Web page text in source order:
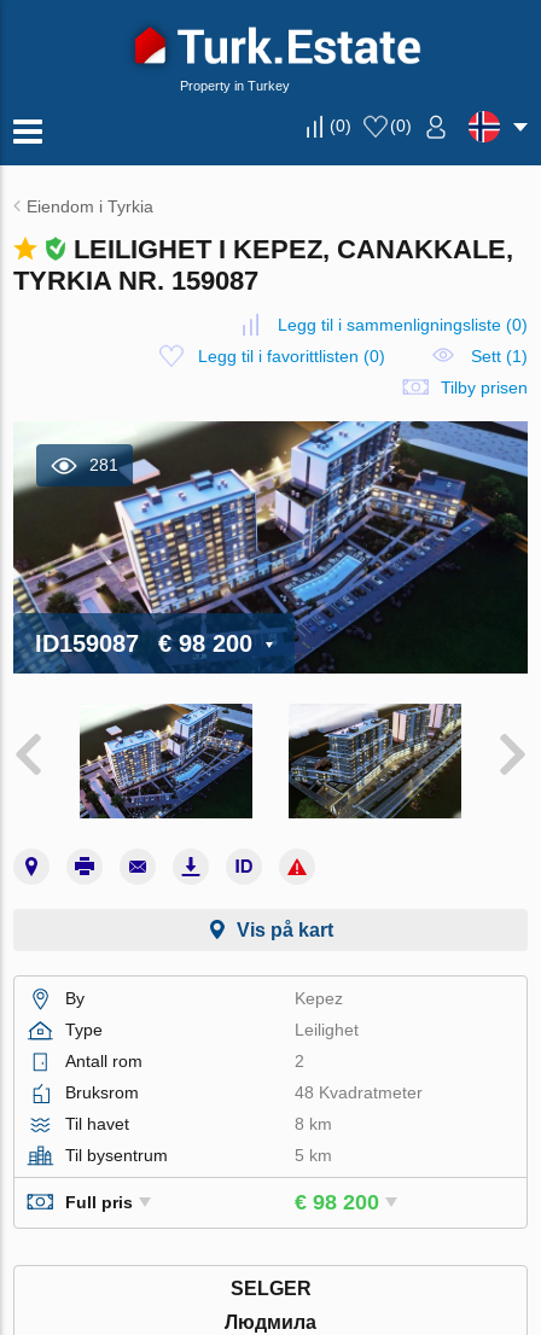
Property in Turkey
(0) (0)
Eiendom i Tyrkia
LEILIGHET I KEPEZ, CANAKKALE,
TYRKIA NR. 159087
Legg til i sammenligningsliste(0)
Legg til i favorittlisten (0)
Sett (1)
Tilby prisen
281
ID159087 € 98 200
Vis på kart
By
Kepez
Type
Leilighet
Antall rom
2
Bruksrom
48 Kvadratmeter
Til havet
8 km
Til bysentrum
5 km
Full pris € 98 200
SELGER
Людмила